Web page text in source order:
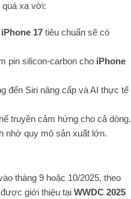
quá xa vời:
iPhone 17 tiêu chuẩn sẽ có
pin silicon-carbon cho iPhone
đến Siri nâng cấp và AI thực tế
truyền cảm hứng cho cả dòng.
nhờ quy mô sản xuất lớn.
tháng 9 hoặc 10/2025, theo
giới thiệu tại WWDC 2025